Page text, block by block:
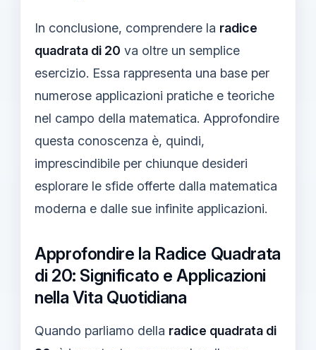
In conclusione, comprendere la radice
quadrata di 20 va oltre un semplice
esercizio. Essa rappresenta una base per
numerose applicazioni pratiche e teoriche
nel campo della matematica. Approfondire
questa conoscenza è, quindi,
imprescindibile per chiunque desideri
esplorare le sfide offerte dalla matematica
moderna e dalle sue infinite applicazioni.
Approfondire la Radice Quadrata
di 20: Significato e Applicazioni
nella Vita Quotidiana
Quando parliamo della radice quadrata di